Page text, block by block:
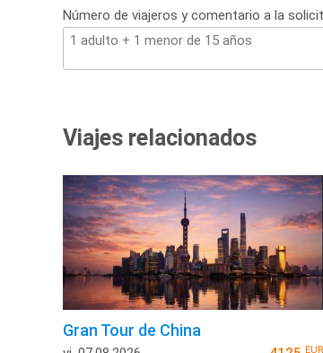
Número de viajeros y comentario a la
Viajes relacionados
Gran Tour de China
EUR